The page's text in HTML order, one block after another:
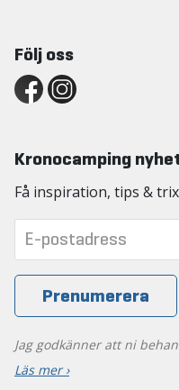
Följ oss
Kronocamping
Få inspiration, tips &
Jag godkänner att ni
Läs mer ›